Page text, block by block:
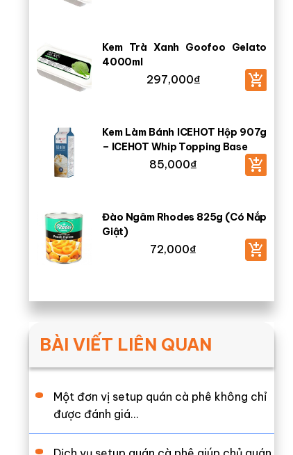
Kem Trà Xanh Goofoo Gelato
4000ml
297,000₫
Kem Làm Bánh ICEHOT Hộp 907g
– ICEHOT Whip Topping Base
85,000₫
Đào Ngâm Rhodes 825g (Có Nắp
Giật)
72,000₫
BÀI VIẾT LIÊN QUAN
Một đơn vị setup quán cà phê không chỉ
được đánh giá…